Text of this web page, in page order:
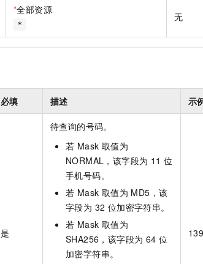
*全部资源
*
无
必填 描述 示
是
待查询的号码。
若 Mask 取值为
NORMAL，该字段为 11 位
手机号码。
若 Mask 取值为 MD5，该
字段为 32 位加密字符串。
若 Mask 取值为
SHA256，该字段为 64 位
加密字符串。